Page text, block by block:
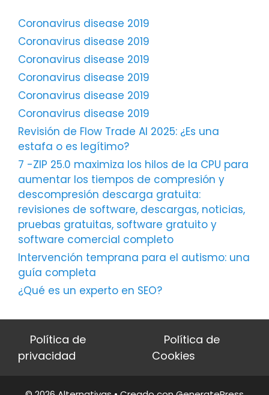
Coronavirus disease 2019
Coronavirus disease 2019
Coronavirus disease 2019
Coronavirus disease 2019
Coronavirus disease 2019
Coronavirus disease 2019
Revisión de Flow Trade AI 2025: ¿Es una
estafa o es legítimo?
7 -ZIP 25.0 maximiza los hilos de la CPU para
aumentar los tiempos de compresión y
descompresión descarga gratuita:
revisiones de software, descargas, noticias,
pruebas gratuitas, software gratuito y
software comercial completo
Intervención temprana para el autismo: una
guía completa
¿Qué es un experto en SEO?
Política de
privacidad
Política de
Cookies